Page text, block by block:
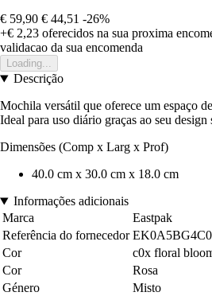
€ 59,90 € 44,51 -26%
+€ 2,23 oferecidos na sua proxima
validacao da sua encomenda
Loading...
Descrição
Mochila versátil que oferece um espaço
Ideal para uso diário graças ao seu
Dimensões (Comp x Larg x Prof)
40.0 cm x 30.0 cm x 18.0 cm
Informações adicionais
Marca
Eastpak
Referência do fornecedor
Cor
c0x floral
Cor
Rosa
Género
Misto